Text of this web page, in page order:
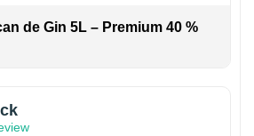
de Gin 5L – Premium 40 %